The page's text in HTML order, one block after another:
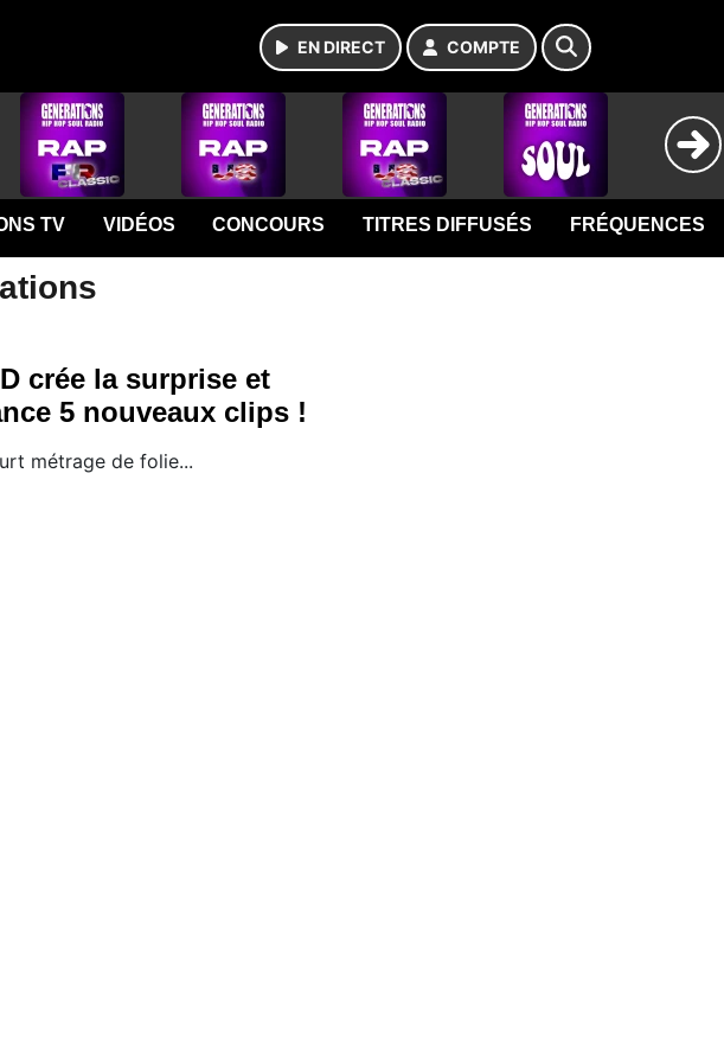
EN DIRECT COMPTE
TV VIDÉOS CONCOURS TITRES DIFFUSÉS FRÉQUENCES
crée la surprise et
5 nouveaux clips !
métrage de folie...